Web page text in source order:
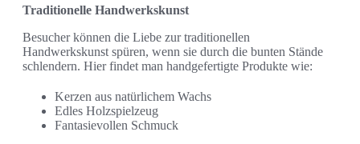
Traditionelle Handwerkskunst
Besucher können die Liebe zur traditionellen
Handwerkskunst spüren, wenn sie durch die bunten Stände
schlendern. Hier findet man handgefertigte Produkte wie:
Kerzen aus natürlichem Wachs
Edles Holzspielzeug
Fantasievollen Schmuck